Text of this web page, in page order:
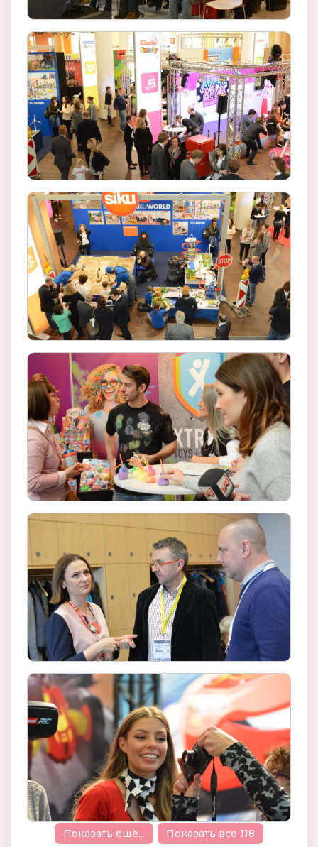
Показать ещё... Показать все 118